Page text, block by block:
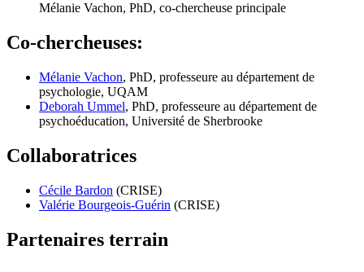
Mélanie Vachon, PhD, co-chercheuse principale
Co-chercheuses:
Mélanie Vachon, PhD, professeure au département de
psychologie, UQAM
Deborah Ummel, PhD, professeure au département de
psychoéducation, Université de Sherbrooke
Collaboratrices
Cécile Bardon (CRISE)
Valérie Bourgeois-Guérin (CRISE)
Partenaires terrain